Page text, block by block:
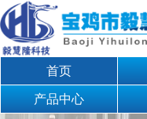
首页
产品中心